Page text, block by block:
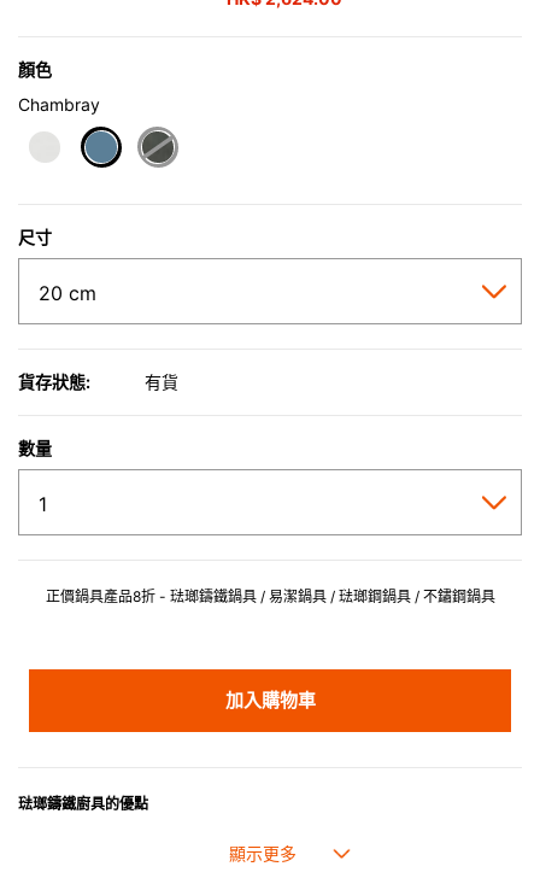
顏色
Chambray
尺寸
貨存狀態: 有貨
數量
正價鍋具產品8折 - 琺瑯鑄鐵鍋具 / 易潔鍋具 / 琺瑯鋼鍋具 / 不鏽鋼鍋具
加入購物車
琺瑯鑄鐵廚具的優點
• 琺瑯鑄鐵傳熱性均勻，不會產生過熱點。